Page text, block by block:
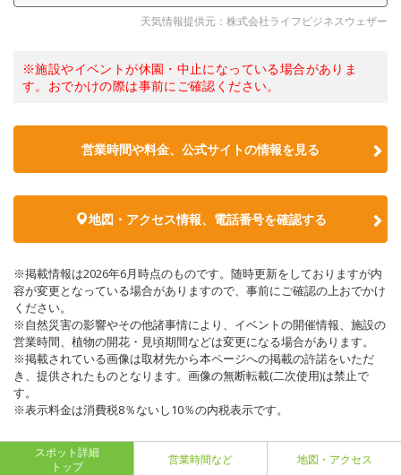
天気情報提供元：株式会社ライフビジネスウェザー
※施設やイベントが休園・中止になっている場合がありま
す。おでかけの際は事前にご確認ください。
営業時間や料金、公式サイトの情報を見る
地図・アクセス情報、電話番号を確認する
※掲載情報は2026年6月時点のものです。随時更新をしておりますが内
容が変更となっている場合がありますので、事前にご確認の上おでかけ
ください。
※自然災害の影響やその他諸事情により、イベントの開催情報、施設の
営業時間、植物の開花・見頃期間などは変更になる場合があります。
※掲載されている画像は取材先から本ページへの掲載の許諾をいただ
き、提供されたものとなります。画像の無断転載(二次使用)は禁止で
す。
※表示料金は消費税8％ないし10％の内税表示です。
スポット詳細
トップ
営業時間など 地図・アクセス